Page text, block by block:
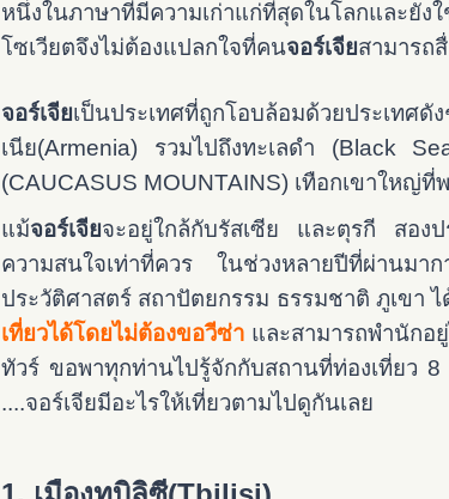
หนึ่งในภาษาที่มีความเก่าแก่ที่สุดในโลกแล
โซเวียตจึงไม่ต้องแปลกใจที่คนจอร์เจียสามารถ
จอร์เจียเป็นประเทศที่ถูกโอบล้อมด้วยประเทศ
เนีย(Armenia) รวมไปถึงทะเลดำ (Black
(CAUCASUS MOUNTAINS) เทือกเขาใหญ่
แม้จอร์เจียจะอยู่ใกล้กับรัสเซีย และตุรกี สอง
ความสนใจเท่าที่ควร ในช่วงหลายปีที่ผ่านมาก
ประวัติศาสตร์ สถาปัตยกรรม ธรรมชาติ ภูเขา
เที่ยวได้โดยไม่ต้องขอวีซ่า และสามารถพำนักอ
ทัวร์ ขอพาทุกท่านไปรู้จักกับสถานที่ท่องเที่ยว 8
....จอร์เจียมีอะไรให้เที่ยวตามไปดูกันเลย